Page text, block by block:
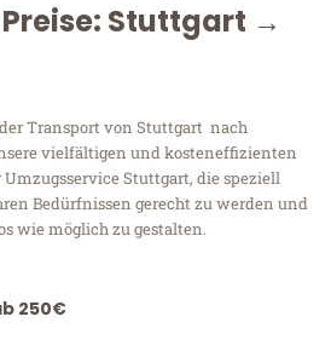
Stuttgart →
Transport von Stuttgart nach
vielfältigen und kosteneffizienten
Stuttgart, die speziell
Bedürfnissen gerecht zu werden und
wie möglich zu gestalten.
250€